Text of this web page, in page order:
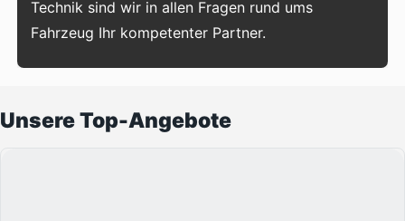
Technik sind wir in allen Fragen rund ums
Fahrzeug Ihr kompetenter Partner.
Unsere Top-Angebote